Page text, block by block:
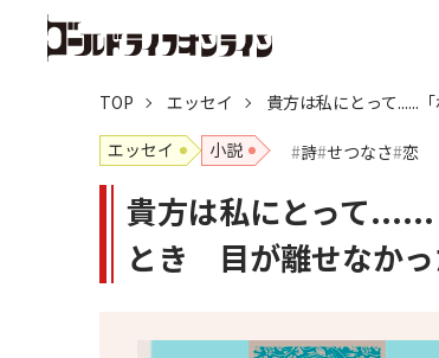
TOP エッセイ
貴方は私にとって......
エッセイ
小説 詩 せつなさ 恋
貴方は私にとって
とき 目が離せなかっ